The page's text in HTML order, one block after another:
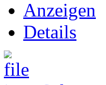
Anzeigen
Details